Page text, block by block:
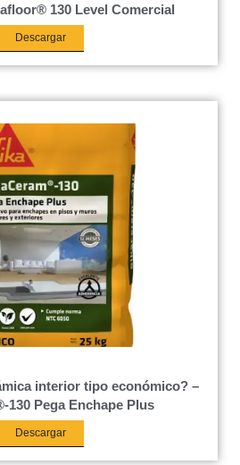
130 Level Comercial
Descargar
interior tipo económico? –
130 Pega Enchape Plus
Descargar